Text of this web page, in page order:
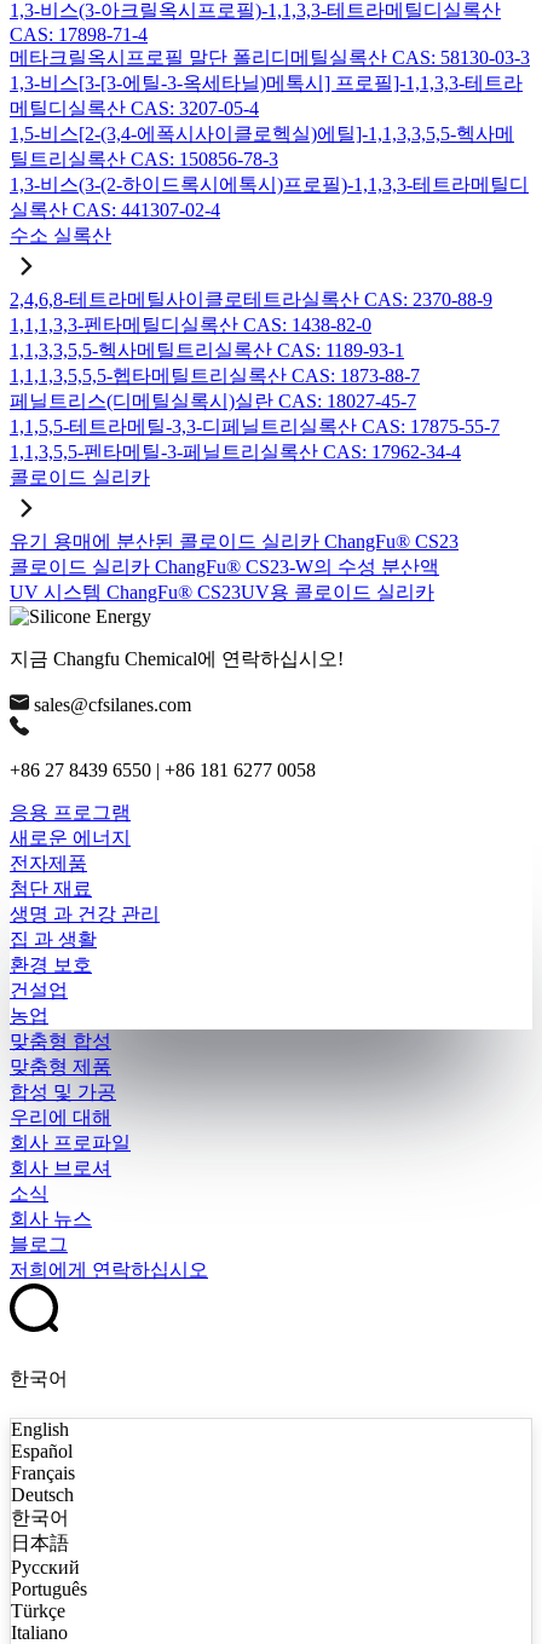
1,3-비스(3-아크릴옥시프로필)-1,1,3,3-테트라메틸디실록산
CAS: 17898-71-4
메타크릴옥시프로필 말단 폴리디메틸실록산 CAS: 58130-03-3
1,3-비스[3-[3-에틸-3-옥세타닐)메톡시] 프로필]-1,1,3,3-테트라
메틸디실록산 CAS: 3207-05-4
1,5-비스[2-(3,4-에폭시사이클로헥실)에틸]-1,1,3,3,5,5-헥사메
틸트리실록산 CAS: 150856-78-3
1,3-비스(3-(2-하이드록시에톡시)프로필)-1,1,3,3-테트라메틸디
실록산 CAS: 441307-02-4
수소 실록산
2,4,6,8-테트라메틸사이클로테트라실록산 CAS: 2370-88-9
1,1,1,3,3-펜타메틸디실록산 CAS: 1438-82-0
1,1,3,3,5,5-헥사메틸트리실록산 CAS: 1189-93-1
1,1,1,3,5,5,5-헵타메틸트리실록산 CAS: 1873-88-7
페닐트리스(디메틸실록시)실란 CAS: 18027-45-7
1,1,5,5-테트라메틸-3,3-디페닐트리실록산 CAS: 17875-55-7
1,1,3,5,5-펜타메틸-3-페닐트리실록산 CAS: 17962-34-4
콜로이드 실리카
유기 용매에 분산된 콜로이드 실리카 ChangFu® CS23
콜로이드 실리카 ChangFu® CS23-W의 수성 분산액
UV 시스템 ChangFu® CS23UV용 콜로이드 실리카
지금 Changfu Chemical에 연락하십시오!
sales@cfsilanes.com
+86 27 8439 6550 | +86 181 6277 0058
응용 프로그램
새로운 에너지
전자제품
첨단 재료
생명 과 건강 관리
집 과 생활
환경 보호
건설업
농업
맞춤형 합성
맞춤형 제품
합성 및 가공
우리에 대해
회사 프로파일
회사 브로셔
소식
회사 뉴스
블로그
저희에게 연락하십시오
한국어
English
Español
Français
Deutsch
한국어
日本語
Русский
Português
Türkçe
Italiano